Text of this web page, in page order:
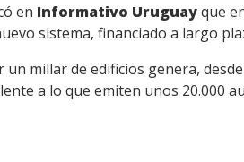
en Informativo Uruguayque
sistema, financiado a largo
millar de edificios genera,
a lo que emiten unos 20.000